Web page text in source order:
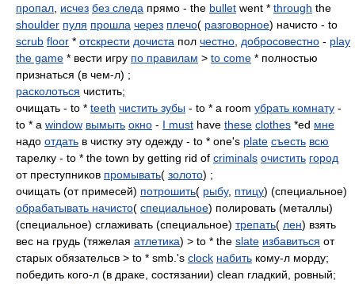
пропал исчез без следа прямо - the bullet went * through the
shoulder пуля прошла через плечо( разговорное) начисто - to
scrub floor * отскрести дочиста пол честно добросовестно - play
the game * вести игру по правилам > to come * полностью
признаться (в чем-л) ;
расколоться чистить;
очищать - to * teeth чистить зубы - to * a room убрать комнату -
to * a window вымыть окно - I must have these clothes *ed мне
надо отдать в чистку эту одежду - to * one's plate съесть всю
тарелку - to * the town by getting rid of criminals очистить город
от преступников промывать( золото) ;
очищать (от примесей) потрошить( рыбу, птицу) (специальное)
обрабатывать начисто( специальное) полировать (металлы)
(специальное) сглаживать (специальное) трепать( лен) взять
вес на грудь (тяжелая атлетика) > to * the slate избавиться от
старых обязательсв > to * smb.'s clock набить кому-л морду;
победить кого-л (в драке, состязании) clean гладкий, ровный;